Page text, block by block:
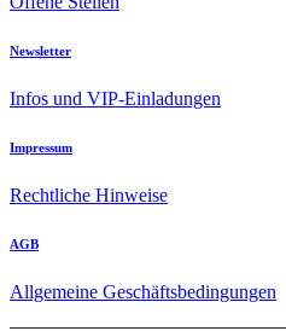
Newsletter
Infos und VIP-Einladungen
Impressum
Rechtliche Hinweise
AGB
Allgemeine Geschäftsbedingungen